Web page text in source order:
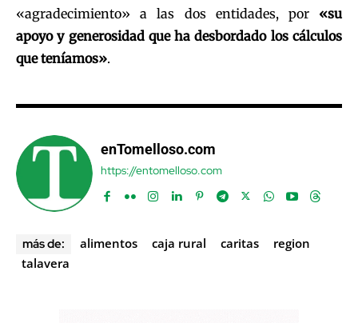
«agradecimiento» a las dos entidades, por «su
apoyo y generosidad que ha desbordado los cálculos
que teníamos».
enTomelloso.com
https://entomelloso.com
más de: alimentos caja rural caritas
region
talavera